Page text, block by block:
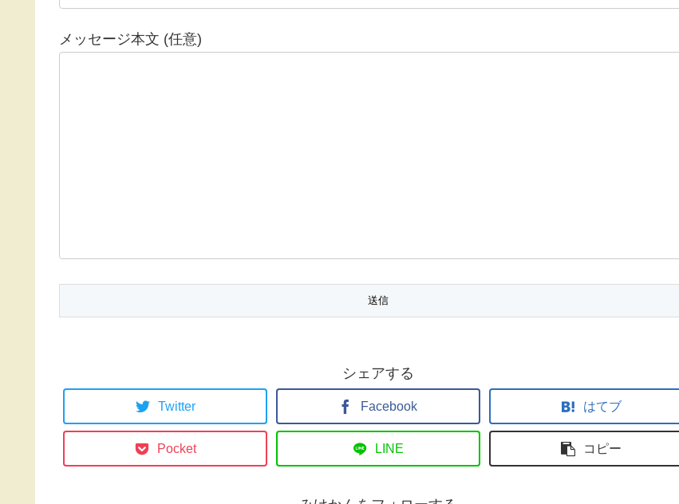
メッセージ本文 (任意)
シェアする
Twitter Facebook はてブ
Pocket LINE コピー